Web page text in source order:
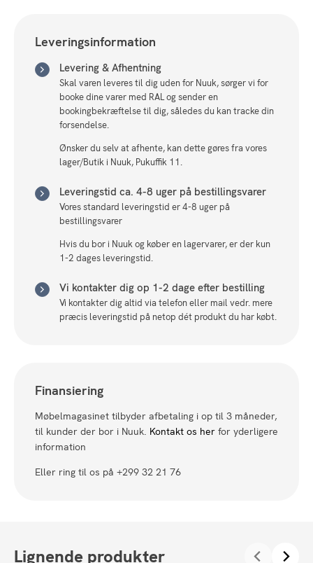
Leveringsinformation
Levering & Afhentning
Skal varen leveres til dig uden for Nuuk, sørger vi for
booke dine varer med RAL og sender en
bookingbekræftelse til dig, således du kan tracke din
forsendelse.
Ønsker du selv at afhente, kan dette gøres fra vores
lager/Butik i Nuuk, Pukuffik 11.
Leveringstid ca. 4-8 uger på bestillingsvarer
Vores standard leveringstid er 4-8 uger på
bestillingsvarer
Hvis du bor i Nuuk og køber en lagervarer, er der kun
1-2 dages leveringstid.
Vi kontakter dig op 1-2 dage efter bestilling
Vi kontakter dig altid via telefon eller mail vedr. mere
præcis leveringstid på netop dét produkt du har købt.
Finansiering
Møbelmagasinet tilbyder afbetaling i op til 3 måneder,
til kunder der bor i Nuuk. Kontakt os her for yderligere
information
Eller ring til os på +299 32 21 76
Lignende produkter